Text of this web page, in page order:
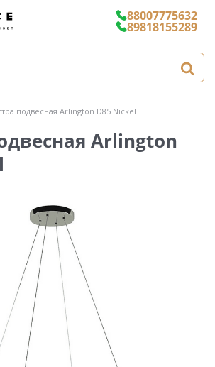
88007775632
89818155289
подвесная Arlington D85 Nickel
Arlington